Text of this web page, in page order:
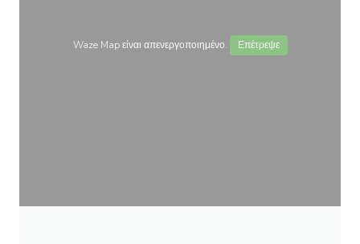
Waze Map είναι απενεργοποιημένο. Επέτρεψε